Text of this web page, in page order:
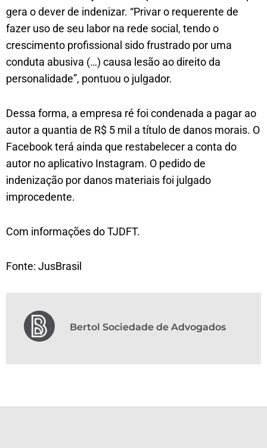
gera o dever de indenizar. “Privar o requerente de
fazer uso de seu labor na rede social, tendo o
crescimento profissional sido frustrado por uma
conduta abusiva (…) causa lesão ao direito da
personalidade”, pontuou o julgador.
Dessa forma, a empresa ré foi condenada a pagar ao
autor a quantia de R$ 5 mil a título de danos morais. O
Facebook terá ainda que restabelecer a conta do
autor no aplicativo Instagram. O pedido de
indenização por danos materiais foi julgado
improcedente.
Com informações do TJDFT.
Fonte: JusBrasil
Bertol Sociedade de Advogados